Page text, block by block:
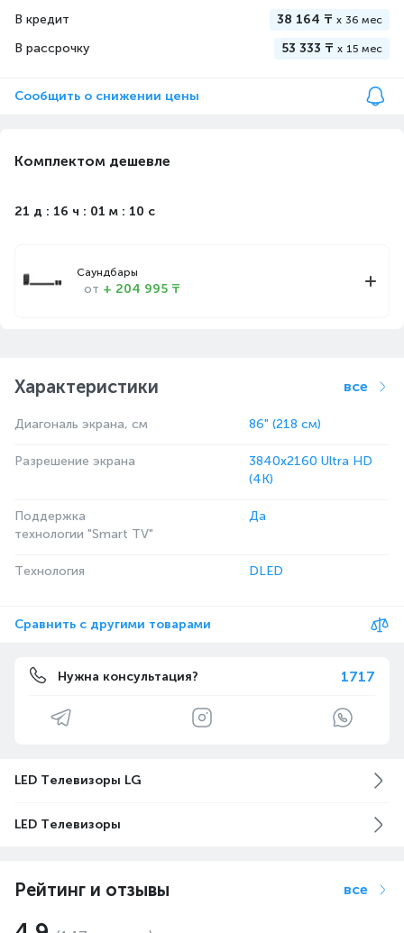
В кредит 38 164 ₸ x 36 мес
В рассрочку 53 333 ₸ x 15 мес
Сообщить о снижении цены
Комплектом дешевле
21 д : 16 ч : 01 м : 09 с
Саундбары
от + 204 995 ₸
Характеристики все
Диагональ экрана, см 86" (218 см)
Разрешение экрана
3840x2160 Ultra HD
(4K)
Поддержка
технологии "Smart TV"
Да
Технология DLED
Сравнить с другими товарами
Нужна консультация? 1717
LED Телевизоры LG
LED Телевизоры
Рейтинг и отзывы все